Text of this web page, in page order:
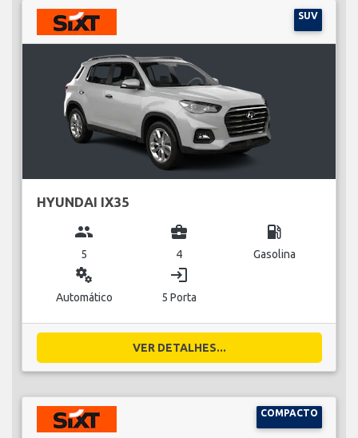
SUV
HYUNDAI IX35
group
5
business_center
4
local_gas_station
Gasolina
miscellaneous_services
Automático
login
5 Porta
VER DETALHES...
COMPACTO